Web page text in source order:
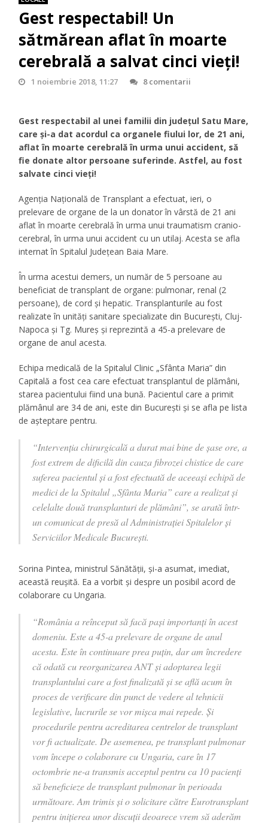
Gest respectabil! Un
sătmărean aflat în moarte
cerebrală a salvat cinci vieţi!
1 noiembrie 2018, 11:27 8 comentarii
Gest respectabil al unei familii din judeţul Satu Mare,
care şi-a dat acordul ca organele fiului lor, de 21 ani,
aflat în moarte cerebrală în urma unui accident, să
fie donate altor persoane suferinde. Astfel, au fost
salvate cinci vieţi!
Agenția Națională de Transplant a efectuat, ieri, o
prelevare de organe de la un donator în vârstă de 21 ani
aflat în moarte cerebrală în urma unui traumatism cranio-
cerebral, în urma unui accident cu un utilaj. Acesta se afla
internat în Spitalul Județean Baia Mare.
În urma acestui demers, un număr de 5 persoane au
beneficiat de transplant de organe: pulmonar, renal (2
persoane), de cord și hepatic. Transplanturile au fost
realizate în unități sanitare specializate din București, Cluj-
Napoca și Tg. Mureș și reprezintă a 45-a prelevare de
organe de anul acesta.
Echipa medicală de la Spitalul Clinic „Sfânta Maria” din
Capitală a fost cea care efectuat transplantul de plămâni,
starea pacientului fiind una bună. Pacientul care a primit
plămânul are 34 de ani, este din Bucureşti şi se afla pe lista
de aşteptare pentru.
“Intervenţia chirurgicală a durat mai bine de şase ore, a
fost extrem de dificilă din cauza fibrozei chistice de care
suferea pacientul şi a fost efectuată de aceeaşi echipă de
medici de la Spitalul „Sfânta Maria” care a realizat şi
celelalte două transplanturi de plămâni”, se arată într-
un comunicat de presă al Administraţiei Spitalelor şi
Serviciilor Medicale Bucureşti.
Sorina Pintea, ministrul Sănătății, și-a asumat, imediat,
această reușită. Ea a vorbit și despre un posibil acord de
colaborare cu Ungaria.
“România a reînceput să facă pași importanți în acest
domeniu. Este a 45-a prelevare de organe de anul
acesta. Este în continuare prea puțin, dar am încredere
că odată cu reorganizarea ANT și adoptarea legii
transplantului care a fost finalizată și se află acum în
proces de verificare din punct de vedere al tehnicii
legislative, lucrurile se vor mișca mai repede. Și
procedurile pentru acreditarea centrelor de transplant
vor fi actualizate. De asemenea, pe transplant pulmonar
vom începe o colaborare cu Ungaria, care în 17
octombrie ne-a transmis acceptul pentru ca 10 pacienți
să beneficieze de transplant pulmonar în perioada
următoare. Am trimis și o solicitare către Eurotransplant
pentru inițierea unor discuții deoarece vrem să aderăm